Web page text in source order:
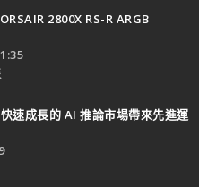
2800X RS-R ARGB
速成長的 AI 推論市場帶來先進運